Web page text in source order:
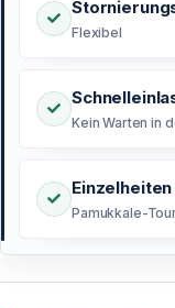
Flexibel
Kein Warten in
Pamukkale-